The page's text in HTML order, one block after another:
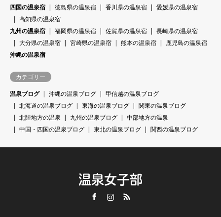
四国の温泉宿
徳島県の温泉宿 香川県の温泉宿
愛媛県の温泉宿
高知県の温泉宿
九州の温泉宿
福岡県の温泉宿 佐賀県の温泉宿
長崎県の温泉宿
大分県の温泉宿
宮崎県の温泉宿 熊本の温泉宿
鹿児島の温泉宿
沖縄の温泉宿
カテゴリー
温泉ブログ
沖縄の温泉ブログ
甲信越の温泉ブログ
北海道の温泉ブログ
東海の温泉ブログ
関東の温泉ブログ
北陸地方の温泉
九州の温泉ブログ
中部地方の温泉
中国・四国の温泉ブログ
東北の温泉ブログ 関西の温泉ブログ
温泉女子部